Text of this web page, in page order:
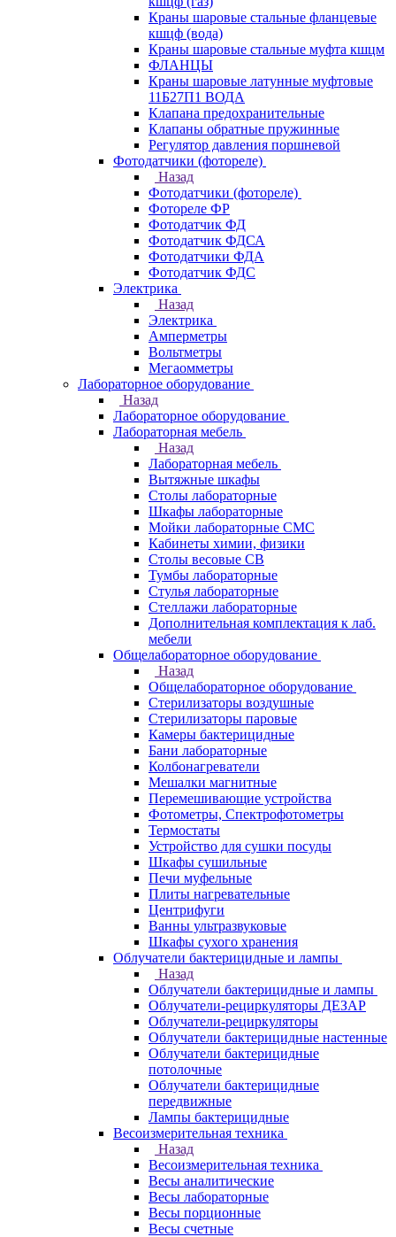
Краны шаровые стальные фланцевые
кшцф (вода)
Краны шаровые стальные муфта кшцм
ФЛАНЦЫ
Краны шаровые латунные муфтовые
11Б27П1 ВОДА
Клапана предохранительные
Клапаны обратные пружинные
Регулятор давления поршневой
Фотодатчики (фотореле)
Назад
Фотодатчики (фотореле)
Фотореле ФР
Фотодатчик ФД
Фотодатчик ФДСА
Фотодатчики ФДА
Фотодатчик ФДС
Электрика
Назад
Электрика
Амперметры
Вольтметры
Мегаомметры
Лабораторное оборудование
Назад
Лабораторное оборудование
Лабораторная мебель
Назад
Лабораторная мебель
Вытяжные шкафы
Столы лабораторные
Шкафы лабораторные
Мойки лабораторные СМС
Кабинеты химии, физики
Столы весовые СВ
Тумбы лабораторные
Стулья лабораторные
Стеллажи лабораторные
Дополнительная комплектация к лаб.
мебели
Общелабораторное оборудование
Назад
Общелабораторное оборудование
Стерилизаторы воздушные
Стерилизаторы паровые
Камеры бактерицидные
Бани лабораторные
Колбонагреватели
Мешалки магнитные
Перемешивающие устройства
Фотометры, Спектрофотометры
Термостаты
Устройство для сушки посуды
Шкафы сушильные
Печи муфельные
Плиты нагревательные
Центрифуги
Ванны ультразвуковые
Шкафы сухого хранения
Облучатели бактерицидные и лампы
Назад
Облучатели бактерицидные и лампы
Облучатели-рециркуляторы ДЕЗАР
Облучатели-рециркуляторы
Облучатели бактерицидные настенные
Облучатели бактерицидные
потолочные
Облучатели бактерицидные
передвижные
Лампы бактерицидные
Весоизмерительная техника
Назад
Весоизмерительная техника
Весы аналитические
Весы лабораторные
Весы порционные
Весы счетные